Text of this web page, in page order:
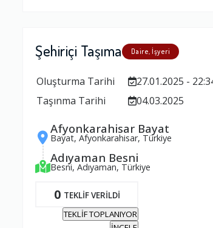
Şehiriçi Taşıma Daire, İşyeri
Oluşturma Tarihi
27.01.2025 -
Taşınma Tarihi
04.03.2025
Afyonkarahisar Bayat
Bayat, Afyonkarahisar, Türkiye
Adıyaman Besni
Besni, Adıyaman, Türkiye
0 TEKLİF VERİLDİ
TEKLİF TOPLANIYOR